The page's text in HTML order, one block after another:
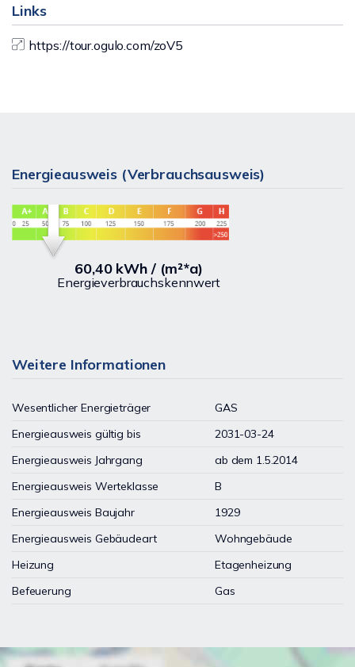
Links
https://tour.ogulo.com/zoV5
Energieausweis (Verbrauchsausweis)
60,40 kWh / (m²*a)
Energieverbrauchskennwert
Weitere Informationen
Wesentlicher Energieträger
GAS
Energieausweis gültig bis
2031-03-24
Energieausweis Jahrgang
ab dem 1.5.2014
Energieausweis Werteklasse
B
Energieausweis Baujahr
1929
Energieausweis Gebäudeart
Wohngebäude
Heizung
Etagenheizung
Befeuerung
Gas